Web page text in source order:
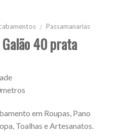
/ Passamanarias
40 prata
em Roupas, Pano
Toalhas e Artesanatos.